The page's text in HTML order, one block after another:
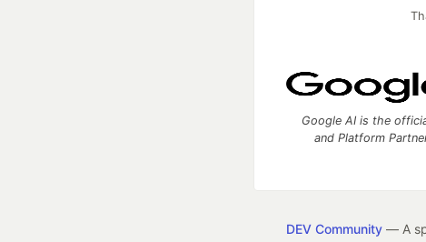
Google AI is the
and Platform
DEV Community— A